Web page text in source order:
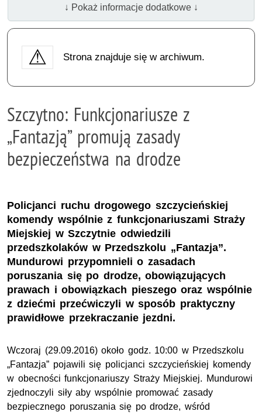
↓ Pokaż informacje dodatkowe ↓
Strona znajduje się w archiwum.
Szczytno: Funkcjonariusze z
„Fantazją” promują zasady
bezpieczeństwa na drodze
Policjanci ruchu drogowego szczycieńskiej
komendy wspólnie z funkcjonariuszami Straży
Miejskiej w Szczytnie odwiedzili
przedszkolaków w Przedszkolu „Fantazja”.
Mundurowi przypomnieli o zasadach
poruszania się po drodze, obowiązujących
prawach i obowiązkach pieszego oraz wspólnie
z dziećmi przećwiczyli w sposób praktyczny
prawidłowe przekraczanie jezdni.
Wczoraj (29.09.2016) około godz. 10:00 w Przedszkolu
„Fantazja” pojawili się policjanci szczycieńskiej komendy
w obecności funkcjonariuszy Straży Miejskiej. Mundurowi
zjednoczyli siły aby wspólnie promować zasady
bezpiecznego poruszania się po drodze, wśród